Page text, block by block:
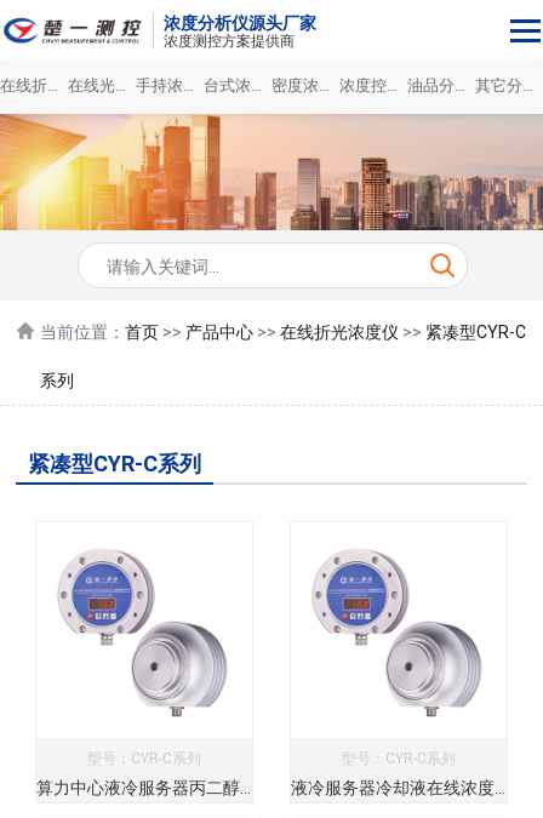
浓度分析仪源头厂家
浓度测控方案提供商
在线折光浓度仪 在线光谱浓度仪 手持浓度计 台式浓度分析仪 密度浓度仪 浓度控制系统 油品分析仪 其它分析仪
当前位置：首页 >> 产品中心 >>在线折光浓度仪 >> 紧凑型CYR-C
系列
紧凑型CYR-C系列
型号：CYR-C系列
算力中心液冷服务器丙二醇在线浓度检测仪
型号：CYR-C系列